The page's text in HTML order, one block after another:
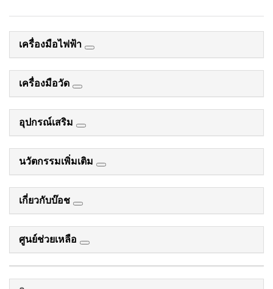
เครื่องมือไฟฟ้า
เครื่องมือวัด
อุปกรณ์เสริม
นวัตกรรมเพิ่มเติม
เกี่ยวกับบ๊อช
ศูนย์ช่วยเหลือ